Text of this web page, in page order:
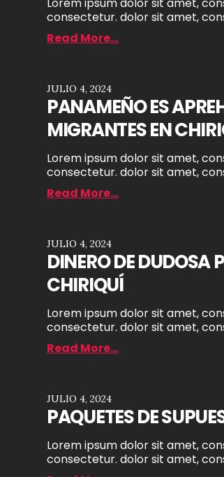
consectetur. dolor sit amet,
Read More...
PANAMEÑO ES
MIGRANTES EN
Lorem ipsum dolor sit amet,
consectetur. dolor sit amet,
JULIO 4, 2024
Read More...
DINERO DE DUDOSA
CHIRIQUÍ
Lorem ipsum dolor sit amet,
consectetur. dolor sit amet,
JULIO 4, 2024
Read More...
PAQUETES DE
Lorem ipsum dolor sit amet,
consectetur. dolor sit amet,
JULIO 4, 2024